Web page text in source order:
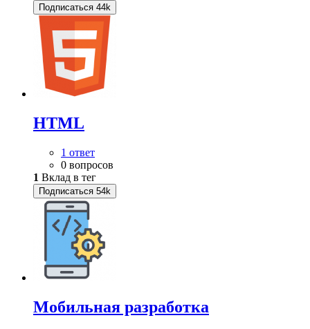
Подписаться 44k
HTML
1 ответ
0 вопросов
1 Вклад в тег
Подписаться 54k
Мобильная разработка